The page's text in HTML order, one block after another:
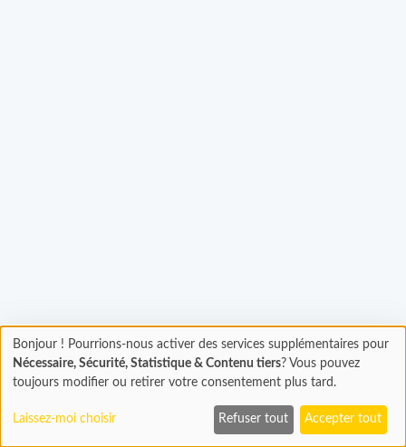
Chargement... Chargement
En cours...
Bonjour ! Pourrions-nous activer des services supplémentaires pour
Nécessaire, Sécurité, Statistique & Contenu tiers? Vous pouvez
toujours modifier ou retirer votre consentement plus tard.
Laissez-moi choisir Refuser tout Accepter tout